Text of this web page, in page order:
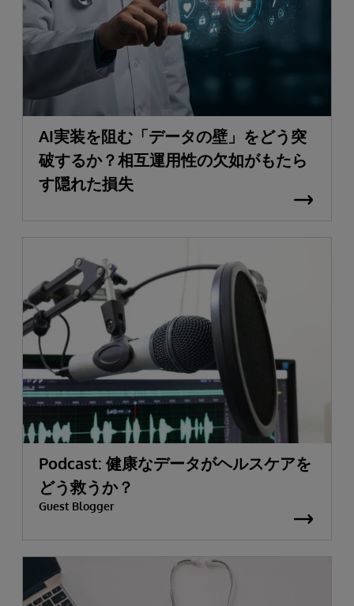
AI実装を阻む「データの壁」をどう突
破するか？相互運用性の欠如がもたら
す隠れた損失
Podcast: 健康なデータがヘルスケアを
どう救うか？
Guest Blogger